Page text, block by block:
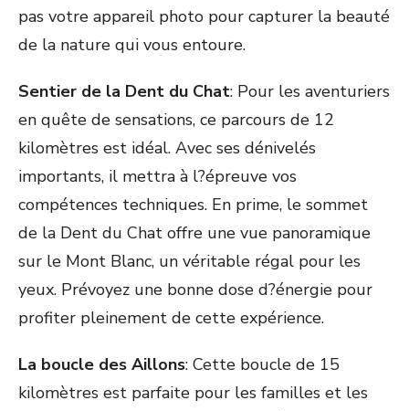
pas votre appareil photo pour capturer la beauté
de la nature qui vous entoure.
Sentier de la Dent du Chat: Pour les aventuriers
en quête de sensations, ce parcours de 12
kilomètres est idéal. Avec ses dénivelés
importants, il mettra à l?épreuve vos
compétences techniques. En prime, le sommet
de la Dent du Chat offre une vue panoramique
sur le Mont Blanc, un véritable régal pour les
yeux. Prévoyez une bonne dose d?énergie pour
profiter pleinement de cette expérience.
La boucle des Aillons: Cette boucle de 15
kilomètres est parfaite pour les familles et les